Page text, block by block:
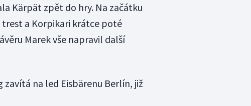
Kärpät zpět do hry. Na začátku
a Korpikari krátce poté
Marek vše napravil další
na led Eisbärenu Berlín, již